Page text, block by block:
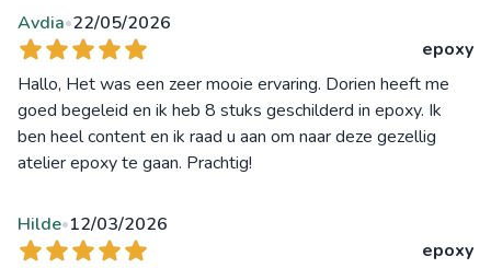
Avdia•22/05/2026
epoxy
Hallo, Het was een zeer mooie ervaring. Dorien heeft me
goed begeleid en ik heb 8 stuks geschilderd in epoxy. Ik
ben heel content en ik raad u aan om naar deze gezellig
atelier epoxy te gaan. Prachtig!
Hilde•12/03/2026
epoxy